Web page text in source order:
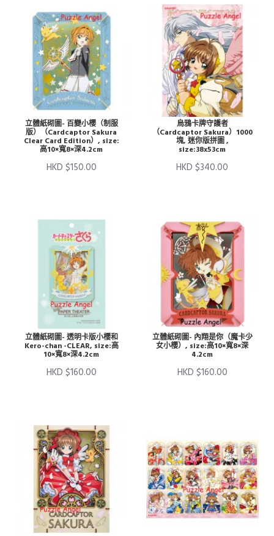
立體紙砌圖- 百變小櫻（制服
版）（Cardcaptor Sakura
Clear Card Edition）, size:
高10×寬8×深4.2cm
HKD $150.00
烏鴉卡牌守護者
（Cardcaptor Sakura）1000
塊, 迷你版拼圖 ,
size:38x53cm
HKD $340.00
立體紙砌圖- 透明卡版小櫻和
Kero-chan -CLEAR, size:高
10×寬8×深4.2cm
HKD $160.00
立體紙砌圖- 內翔是你（魔卡少
女小櫻）, size:高10×寬8×深
4.2cm
HKD $160.00